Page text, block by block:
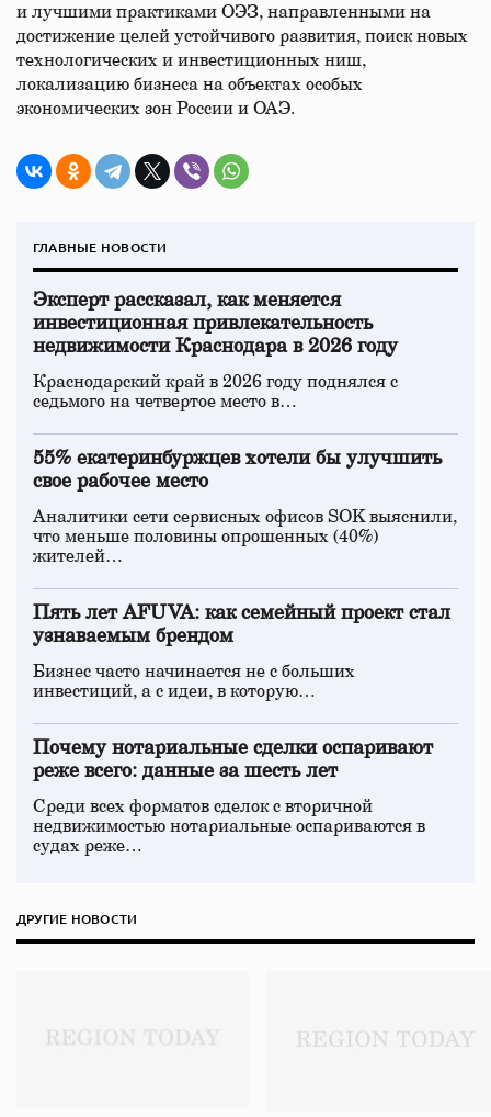
и лучшими практиками ОЭЗ, направленными на
достижение целей устойчивого развития, поиск новых
технологических и инвестиционных ниш,
локализацию бизнеса на объектах особых
экономических зон России и ОАЭ.
ГЛАВНЫЕ НОВОСТИ
Эксперт рассказал, как меняется
инвестиционная привлекательность
недвижимости Краснодара в 2026 году
Краснодарский край в 2026 году поднялся с
седьмого на четвертое место в…
55% екатеринбуржцев хотели бы улучшить
свое рабочее место
Аналитики сети сервисных офисов SOK выяснили,
что меньше половины опрошенных (40%)
жителей…
Пять лет AFUVA: как семейный проект стал
узнаваемым брендом
Бизнес часто начинается не с больших
инвестиций, а с идеи, в которую…
Почему нотариальные сделки оспаривают
реже всего: данные за шесть лет
Среди всех форматов сделок с вторичной
недвижимостью нотариальные оспариваются в
судах реже…
ДРУГИЕ НОВОСТИ